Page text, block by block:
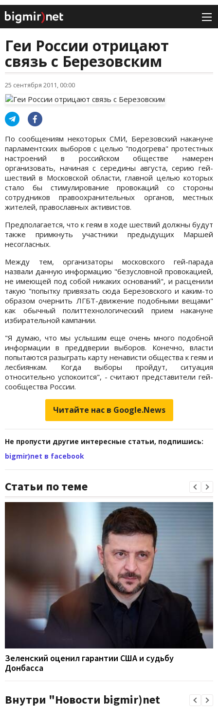
Геи России отрицают
связь с Березовским
25 сентября 2011, 00:00
По сообщениям некоторых СМИ, Березовский накануне
парламентских выборов с целью "подогрева" протестных
настроений в российском обществе намерен
организовать, начиная с середины августа, серию гей-
шествий в Московской области, главной целью которых
стало бы стимулирование провокаций со стороны
сотрудников правоохранительных органов, местных
жителей, православных активистов.
Предполагается, что к геям в ходе шествий должны будут
также примкнуть участники предыдущих Маршей
несогласных.
Между тем, организаторы московского гей-парада
назвали данную информацию "безусловной провокацией,
не имеющей под собой никаких оснований", и расценили
такую "попытку привязать сюда Березовского и каким-то
образом очернить ЛГБТ-движение подобными вещами"
как обычный политтехнологический прием накануне
избирательной кампании.
"Я думаю, что мы услышим еще очень много подобной
информации в преддверии выборов. Конечно, власти
попытаются разыграть карту ненависти общества к геям и
лесбиянкам. Когда выборы пройдут, ситуация
относительно успокоится", - считают представители гей-
сообщества России.
Читайте нас в Google.News
Не пропусти другие интересные статьи, подпишись:
bigmir)net в facebook
Статьи по теме
Зеленский оценил гарантии США и судьбу
Донбасса
Внутри "Новости bigmir)net